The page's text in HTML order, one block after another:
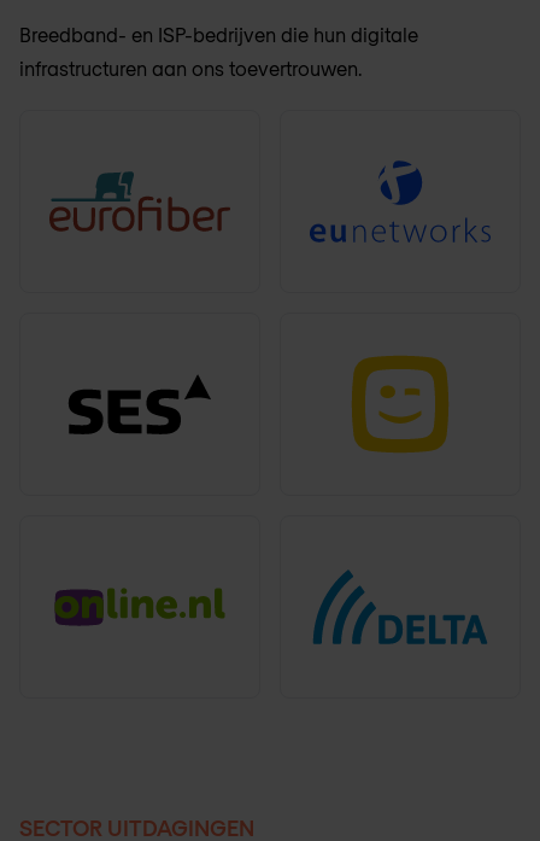
Breedband- en ISP-bedrijven die hun digitale
infrastructuren aan ons toevertrouwen.
SECTOR UITDAGINGEN